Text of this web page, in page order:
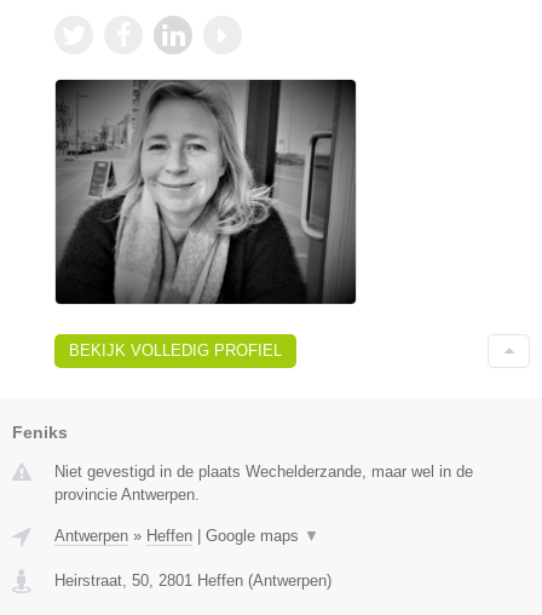
BEKIJK VOLLEDIG PROFIEL
Feniks
Niet gevestigd in de plaats Wechelderzande, maar wel in de
provincie Antwerpen.
Antwerpen » Heffen Google maps ▼
Heirstraat, 50, 2801 Heffen (Antwerpen)